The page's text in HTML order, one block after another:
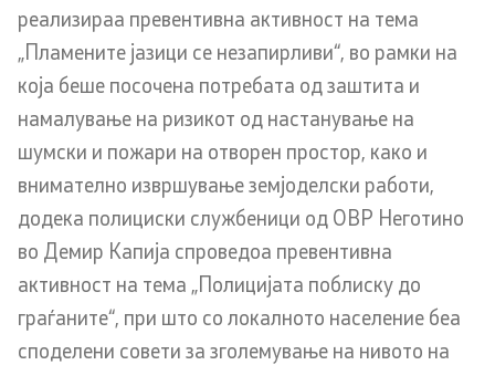
Анализи и статистики
Збирна анализа
Гранични работи
Проекти и кампањи
Проекти
Кампањи
реализираа превентивна активност на тема
„Пламените јазици се незапирливи“, во рамки на
која беше посочена потребата од заштита и
намалување на ризикот од настанување на
шумски и пожари на отворен простор, како и
внимателно извршување земјоделски работи,
додека полициски службеници од ОВР Неготино
во Демир Капија спроведоа превентивна
активност на тема „Полицијата поблиску до
граѓаните“, при што со локалното население беа
споделени совети за зголемување на нивото на